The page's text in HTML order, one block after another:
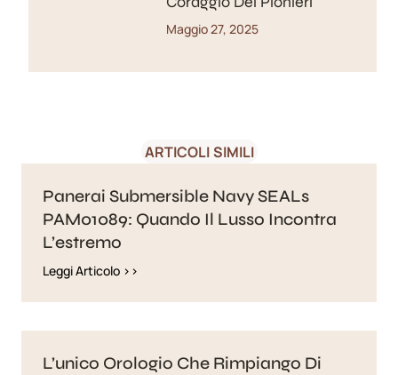
Maggio 27, 2025
ARTICOLI SIMILI
Panerai Submersible Navy SEALs
PAM01089: Quando Il Lusso Incontra
L’estremo
Leggi Articolo >>
L’unico Orologio Che Rimpiango Di